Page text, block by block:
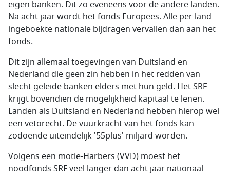
eigen banken. Dit zo eveneens voor de andere landen.
Na acht jaar wordt het fonds Europees. Alle per land
ingeboekte nationale bijdragen vervallen dan aan het
fonds.
Dit zijn allemaal toegevingen van Duitsland en
Nederland die geen zin hebben in het redden van
slecht geleide banken elders met hun geld. Het SRF
krijgt bovendien de mogelijkheid kapitaal te lenen.
Landen als Duitsland en Nederland hebben hierop wel
een vetorecht. De vuurkracht van het fonds kan
zodoende uiteindelijk '55plus' miljard worden.
Volgens een motie-Harbers (VVD) moest het
noodfonds SRF veel langer dan acht jaar nationaal